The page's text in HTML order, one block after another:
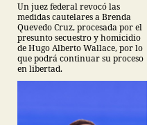
Un juez federal revocó las
medidas cautelares a Brenda
Quevedo Cruz, procesada por el
presunto secuestro y homicidio
de Hugo Alberto Wallace, por lo
que podrá continuar su proceso
en libertad.